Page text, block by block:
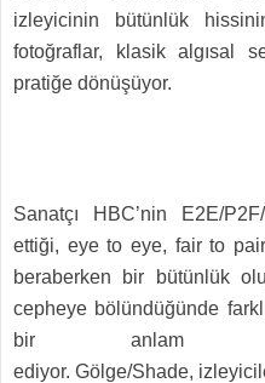
izleyicinin bütünlük
fotoğraflar, klasik algısal
pratiğe dönüşüyor.
Sanatçı HBC’nin E2E/
ettiği, eye to eye, fair to
beraberken bir bütünlük
cepheye bölündüğünde
bir anlam
ediyor. Gölge/Shade,